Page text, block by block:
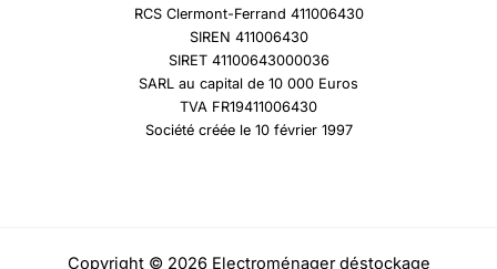
RCS Clermont-Ferrand 411006430
SIREN 411006430
SIRET 41100643000036
SARL au capital de 10 000 Euros
TVA FR19411006430
Société créée le 10 février 1997
Copyright © 2026 Electroménager déstockage